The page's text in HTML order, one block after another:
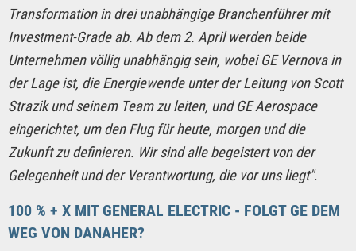
Transformation in drei unabhängige Branchenführer mit
Investment-Grade ab. Ab dem 2. April werden beide
Unternehmen völlig unabhängig sein, wobei GE Vernova in
der Lage ist, die Energiewende unter der Leitung von Scott
Strazik und seinem Team zu leiten, und GE Aerospace
eingerichtet, um den Flug für heute, morgen und die
Zukunft zu definieren. Wir sind alle begeistert von der
Gelegenheit und der Verantwortung, die vor uns liegt".
100 % + X MIT GENERAL ELECTRIC - FOLGT GE DEM
WEG VON DANAHER?